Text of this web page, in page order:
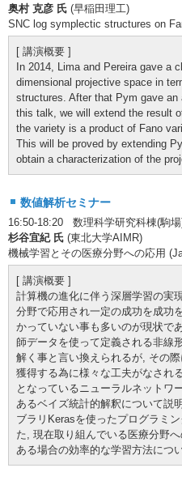
奥村 克彦 氏 (早稲田理工)
SNC log symplectic structures on
[ 講演概要 ]
In 2014, Lima and Pereira gave a
dimensional projective space in
structures. After that Pym gave an
this talk, we will extend the result
the variety is a product of Fano
This will be proved by extending
obtain a characterization of the
数値解析セミナー
16:50-18:20 数理科学研究科棟(駒場
杉谷宜紀 氏 (東北大学AIMR)
機械学習とその医療分野への応用
[ 講演概要 ]
計算機の進化に伴う深層学習の実
分野で応用され一定の成功を成功
かっていない事も多いのが現状で
師データを使って定義される非線
解く事と言い換えられるが, その
獲得する為に様々な工夫がなされ
となっているニューラルネットワ
あるベイズ統計的解釈について説
ブラリKerasを使ったプログラミ
た, 現在取り組んでいる医療分野
ある場合の効率的な学習方法につ